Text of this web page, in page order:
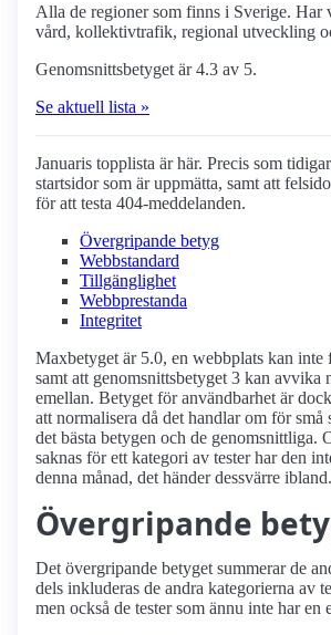
Alla de regioner som finns i Sverige. Har
vård, kollektivtrafik, regional utveckling
Genomsnittsbetyget är 4.3 av 5.
Se aktuell lista »
Januaris topplista är här. Precis som
startsidor som är uppmätta, samt att
för att testa 404-meddelanden.
Övergripande betyg
Webbstandard
Tillgänglighet
Webbprestanda
Integritet
Maxbetyget är 5.0, en webbplats kan inte
samt att genomsnittsbetyget 3 kan avvika
emellan. Betyget för användbarhet är
att normalisera då det handlar om för små
det bästa betygen och de genomsnittliga.
saknas för ett kategori av tester har den
denna månad, det händer dessvärre ibland.
Övergripande
Det övergripande betyget summerar de
dels inkluderas de andra kategorierna av
men också de tester som ännu inte har en